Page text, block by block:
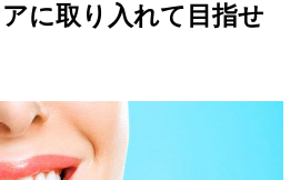
に取り入れて目指せ